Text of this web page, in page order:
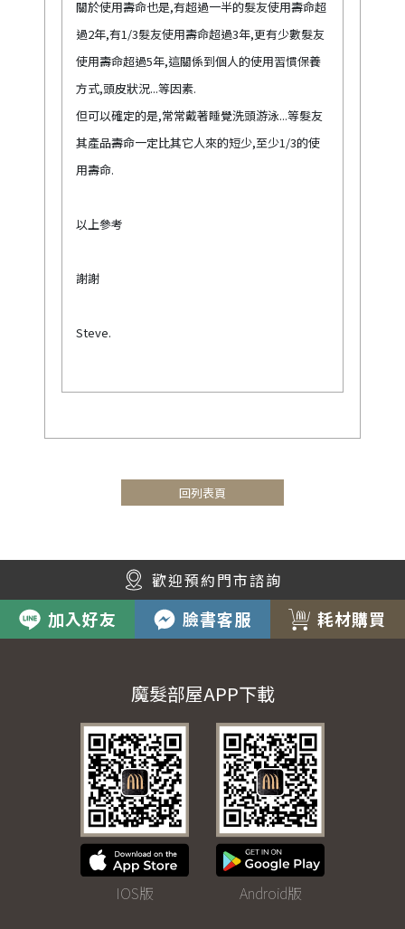
關於使用壽命也是,有超過一半的髮友使用壽命超
過2年,有1/3髮友使用壽命超過3年,更有少數髮友
使用壽命超過5年,這關係到個人的使用習慣保養
方式,頭皮狀況...等因素.
但可以確定的是,常常戴著睡覺洗頭游泳...等髮友
其產品壽命一定比其它人來的短少,至少1/3的使
用壽命.
以上參考
謝謝
Steve.
回列表頁
歡迎預約門市諮詢
加入好友 臉書客服 耗材購買
魔髮部屋APP下載
IOS版 Android版